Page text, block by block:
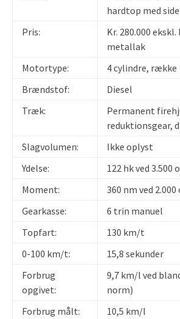
hardtop med
Pris:
Kr. 280.000
metallak
Motortype:
4 cylindre, række
Brændstof:
Diesel
Træk:
Permanent
reduktionsgear,
Slagvolumen:
Ikke oplyst
Ydelse:
122 hk ved 3.500
Moment:
360 nm ved
Gearkasse:
6 trin manuel
Topfart:
130 km/t
0-100 km/t:
15,8 sekunder
Forbrug
opgivet:
9,7 km/l ved
norm)
Forbrug målt:
10,5 km/l